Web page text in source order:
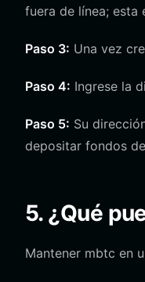
fuera de línea; esta
Paso 3: Una vez
Paso 4: Ingrese la
Paso 5: Su
depositar fondos
5. ¿Qué
Mantener mbtc en